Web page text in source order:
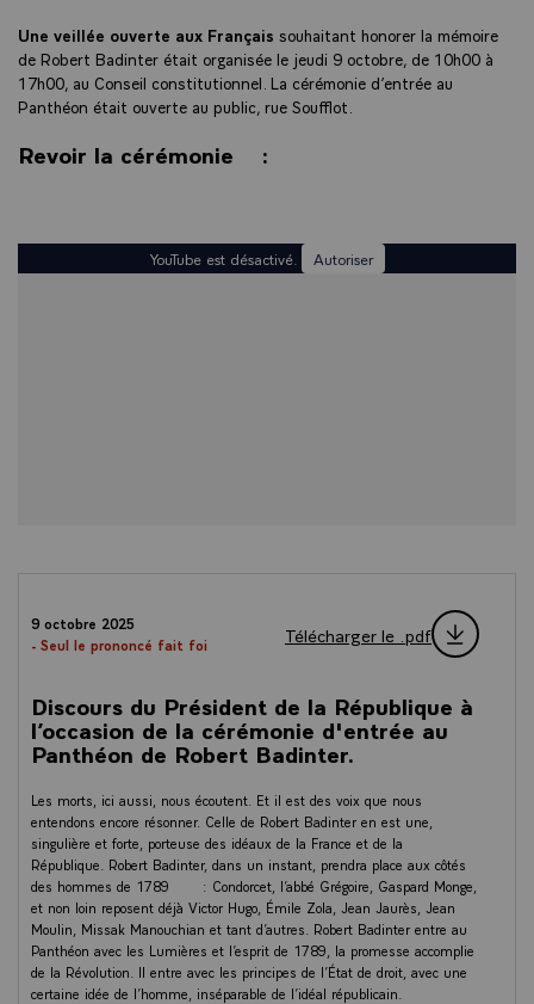
Une veillée ouverte aux Français souhaitant honorer la mémoire
de Robert Badinter était organisée le jeudi 9 octobre, de 10h00 à
17h00, au Conseil constitutionnel. La cérémonie d’entrée au
Panthéon était ouverte au public, rue Soufflot.
Revoir la cérémonie :
YouTube est désactivé. Autoriser
9 octobre 2025
- Seul le prononcé fait foi
Télécharger le .pdf
Discours du Président de la République à
l’occasion de la cérémonie d'entrée au
Panthéon de Robert Badinter.
Les morts, ici aussi, nous écoutent. Et il est des voix que nous
entendons encore résonner. Celle de Robert Badinter en est une,
singulière et forte, porteuse des idéaux de la France et de la
République. Robert Badinter, dans un instant, prendra place aux côtés
des hommes de 1789 : Condorcet, l’abbé Grégoire, Gaspard Monge,
et non loin reposent déjà Victor Hugo, Émile Zola, Jean Jaurès, Jean
Moulin, Missak Manouchian et tant d’autres. Robert Badinter entre au
Panthéon avec les Lumières et l’esprit de 1789, la promesse accomplie
de la Révolution. Il entre avec les principes de l’État de droit, avec une
certaine idée de l’homme, inséparable de l’idéal républicain.